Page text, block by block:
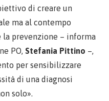
di creare un
ma al contempo
la prevenzione – informa
PO, Stefania Pittino –,
per sensibilizzare
di una diagnosi
solo».